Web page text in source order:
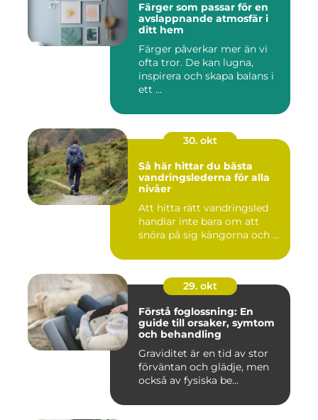
Färger som passar för en
avslappnande atmosfär i
ditt hem
Färger påverkar mer än vi
ofta tror. De kan lugna,
inspirera och skapa balans i
ett ...
30. okt
Så här hittar du bästa
vandringslederna för alla
nivåer
Att hitta rätt vandringsled
handlar inte bara om att
snöra på sig kängorna och ...
29. okt
Förstå foglossning: En
guide till orsaker, symtom
och behandling
Graviditet är en tid av stor
förväntan och glädje, men
också av fysiska be...